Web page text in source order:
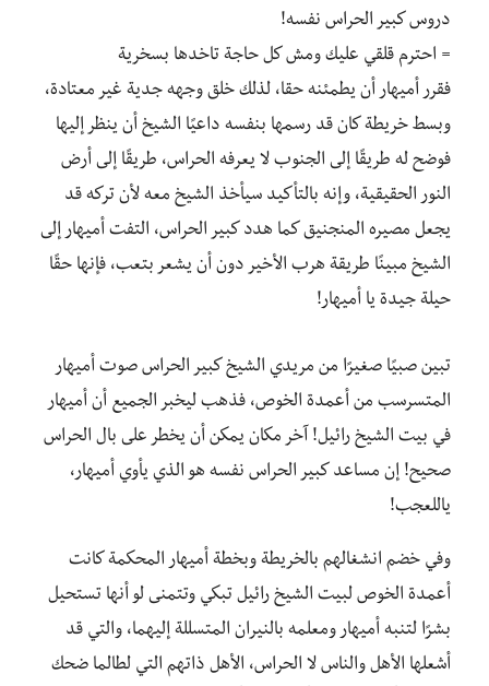
دروس كبير الحراس نفسه!
= احترم قلقي عليك ومش كل حاجة تاخدها بسخرية
فقرر أميهار أن يطمئنه حقا، لذلك خلق وجهه جدية غير معتادة،
وبسط خريطة كان قد رسمها بنفسه داعيًا الشيخ أن ينظر إليها
فوضح له طريقًا إلى الجنوب لا يعرفه الحراس، طريقًا إلى أرض
النور الحقيقية، وإنه بالتأكيد سيأخذ الشيخ معه لأن تركه قد
يجعل مصيره المنجنيق كما هدد كبير الحراس، التفت أميهار إلى
الشيخ مبينًا طريقة هرب الأخير دون أن يشعر بتعب، فإنها حقًا
حيلة جيدة يا أميهار!
تبين صبيًا صغيرًا من مريدي الشيخ كبير الحراس صوت أميهار
المتسرسب من أعمدة الخوص، فذهب ليخبر الجميع أن أميهار
في بيت الشيخ رائيل! آخر مكان يمكن أن يخطر على بال الحراس
صحيح! إن مساعد كبير الحراس نفسه هو الذي يأوي أميهار،
ياللعجب!
وفي خضم انشغالهم بالخريطة وبخطة أميهار المحكمة كانت
أعمدة الخوص لبيت الشيخ رائيل تبكي وتتمنى لو أنها تستحيل
بشرًا لتنبه أميهار ومعلمه بالنيران المتسللة إليهما، والتي قد
أشعلها الأهل والناس لا الحراس، الأهل ذاتهم التي لطالما ضحك